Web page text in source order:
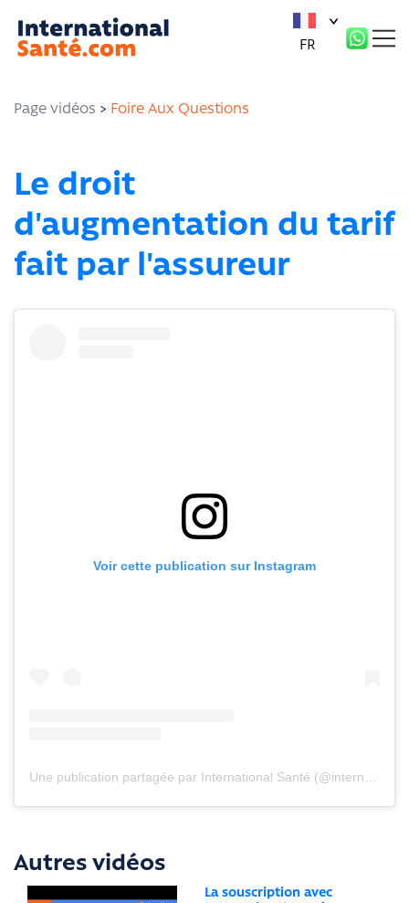
FR
Page vidéos > Foire Aux Questions
Le droit
d'augmentation du tarif
fait par l'assureur
Voir cette publication sur Instagram
Autres vidéos
La souscription avec